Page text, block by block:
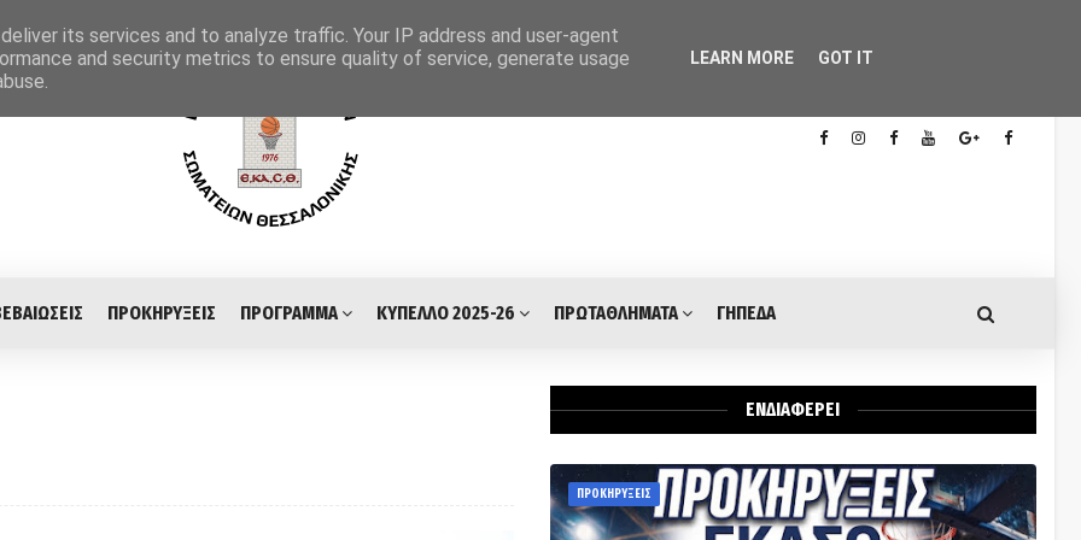
ΠΡΟΚΗΡΥΞΕΙΣ ΠΡΟΓΡΑΜΜΑ ΚΥΠΕΛΛΟ 2025-26 ΠΡΩΤΑΘΛΗΜΑΤΑ ΓΗΠΕΔΑ
ΕΝΔΙΑΦΕΡΕΙ
ΠΡΟΚΗΡΥΞΕΙΣ
its services and to analyze traffic. Your IP address and user-agent
and security metrics to ensure quality of service, generate usage
LEARN MORE GOT IT